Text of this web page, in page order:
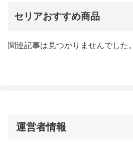
セリアおすすめ商品
関連記事は見つかりませんでした。
運営者情報